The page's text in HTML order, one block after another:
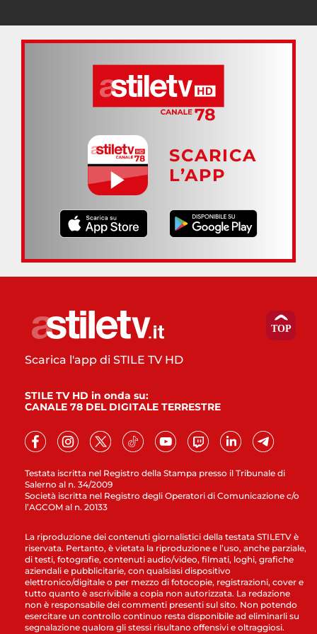
SCARICA
L’APP
Testata iscritta nel Registro della Stampa presso il Tribunale di
Salerno al n. 34/2009
Società iscritta nel Registro degli Operatori di Comunicazione c/o
l’AGCOM al n. 20133
Scarica l'app di STILE TV HD
STILE TV HD in onda su:
CANALE 78 DEL DIGITALE TERRESTRE
La riproduzione dei contenuti giornalistici della testata STILETV è
riservata. Pertanto, è vietata la riproduzione e l’uso, anche parziale,
di testi, fotografie, contenuti audio/video, filmati, loghi, grafiche
aziendali e pubblicitarie, con qualsiasi dispositivo
elettronico/digitale o per mezzo di fotocopie, registrazioni, cover e
tutto quanto è ascrivibile a copia non autorizzata. La redazione
non è responsabile dei commenti presenti sul sito. Non potendo
esercitare un controllo continuo resta disponibile ad eliminarli su
segnalazione qualora gli stessi risultano offensivi e oltraggiosi.